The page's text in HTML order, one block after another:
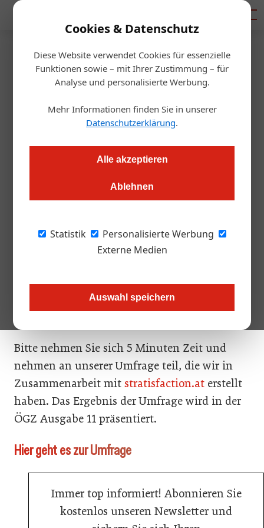
Cookies & Datenschutz
Diese Website verwendet Cookies für essenzielle
Funktionen sowie – mit Ihrer Zustimmung – für
Analyse und personalisierte Werbung.
Mehr Informationen finden Sie in unserer
Datenschutzerklärung.
Alle akzeptieren
Ablehnen
Statistik
Personalisierte Werbung
Externe Medien
Auswahl speichern
Startseite/Gastro & Hotel
ÖGZ-Umfrage: Welcher ist Ihr
liebster Großhändler?
Wir hätten gern Ihre Meinung zu den beliebtesten Gastro-
Großhändlern bzw. C&C-Märkten erfahren. Die Befragung
Teilnahme gibt es ein paar schöne Preise zu gewinnen.
Großhandel ein? Und wie zufrieden sind Sie
mit dem Angebot? Funktioniert die
Bitte nehmen Sie sich 5 Minuten Zeit und
nehmen an unserer Umfrage teil, die wir in
Zusammenarbeit mit stratisfaction.at erstellt
haben. Das Ergebnis der Umfrage wird in der
ÖGZ Ausgabe 11 präsentiert.
Hier geht es zur Umfrage
Immer top informiert! Abonnieren Sie
kostenlos unseren Newsletter und